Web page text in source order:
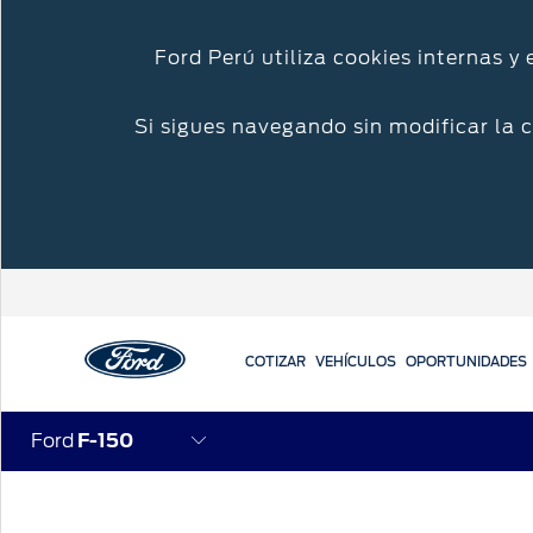
Ford Perú utiliza cookies internas
Si sigues navegando sin modificar la
Acessibility
Cotizar
Mi Ford
Iniciar sesión
COTIZAR VEHÍCULOS OPORTUNIDADES
Ford F-150